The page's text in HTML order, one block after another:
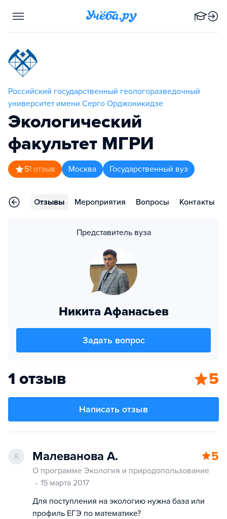
Российский государственный геологоразведочный
университет имени Серго Орджоникидзе
Экологический
факультет МГРИ
51 отзыв Москва Государственный вуз
Отзывы Мероприятия Вопросы Контакты
Представитель вуза
Никита Афанасьев
Задать вопрос
1 отзыв 5
Написать отзыв
Малеванова А. 5
О программе Экология и природопользование
15 марта 2017
Для поступления на экологию нужна база или
профиль ЕГЭ по математике?